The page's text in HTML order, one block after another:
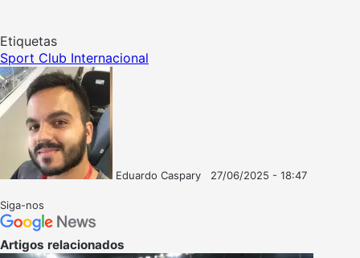
Etiquetas
Sport Club Internacional
Eduardo Caspary
27/06/2025 - 18:47
Siga-nos
Artigos relacionados